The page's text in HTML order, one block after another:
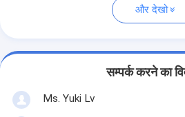
और देखो
सम्पर्क करने का
Ms. Yuki Lv